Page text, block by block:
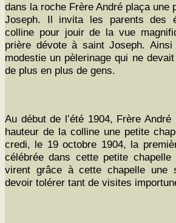
dans la roche Frère André plaça une
Joseph. Il invi­ta les par­ents des
colline pour jouir de la vue
prière dévote à saint Joseph.
mod­estie un pèleri­nage qui ne
de plus en plus de gens.
Au début de l’été 1904, Frère
hau­teur de la colline une petite
cre­di, le 19 octo­bre 1904, la
célébrée dans cette petite
virent grâce à cette chapelle une
devoir tolér­er tant de vis­ites